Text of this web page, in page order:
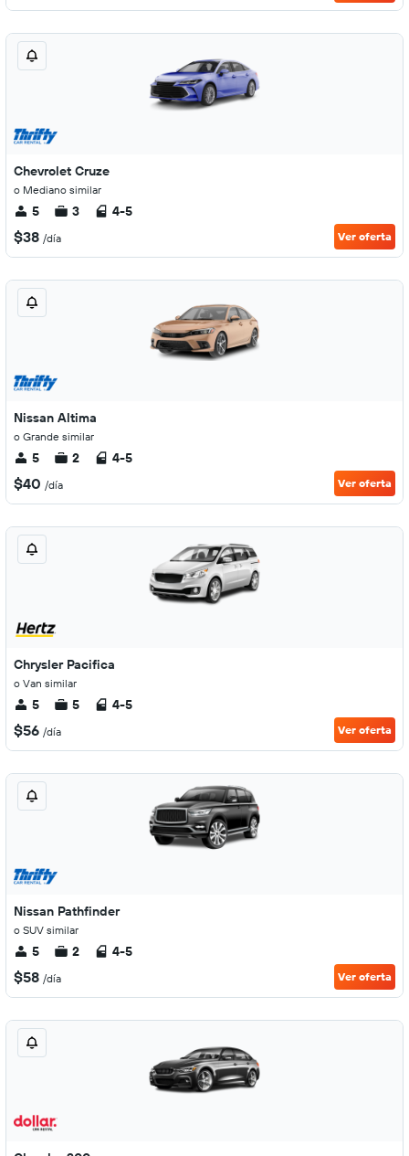
Chevrolet Cruze
o Mediano similar
5 3 4-5
$38 /día Ver oferta
Nissan Altima
o Grande similar
5 2 4-5
$40 /día Ver oferta
Chrysler Pacifica
o Van similar
5 5 4-5
$56 /día Ver oferta
Nissan Pathfinder
o SUV similar
5 2 4-5
$58 /día Ver oferta